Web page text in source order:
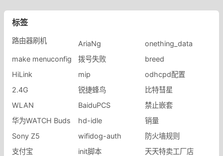
标签
路由器刷机 AriaNg
onething_data
make menuconfig
拨号失败
breed
HiLink
mip
odhcpd配置
2.4G
锐捷蜂鸟
比特彗星
WLAN
BaiduPCS
禁止嵌套
华为WATCH Buds
hd-idle
销量
Sony Z5
wifidog-auth
防火墙规则
支付宝
init脚本
天天特卖工厂店